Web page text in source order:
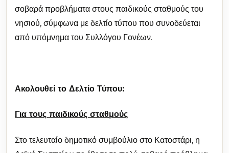
σοβαρά προβλήματα στους παιδικούς σταθμούς του
νησιού, σύμφωνα με δελτίο τύπου που συνοδεύεται
από υπόμνημα του Συλλόγου Γονέων.
Ακολουθεί το Δελτίο Τύπου:
Για τους παιδικούς σταθμούς
Στο τελευταίο δημοτικό συμβούλιο στο Κατοστάρι, η